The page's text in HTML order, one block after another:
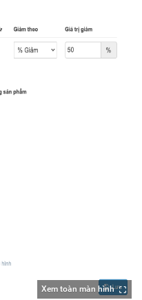
Xem toàn màn hình